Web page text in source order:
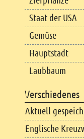
Staat der USA
Gemüse
Hauptstadt
Laubbaum
Verschiedenes
Aktuell
Englische